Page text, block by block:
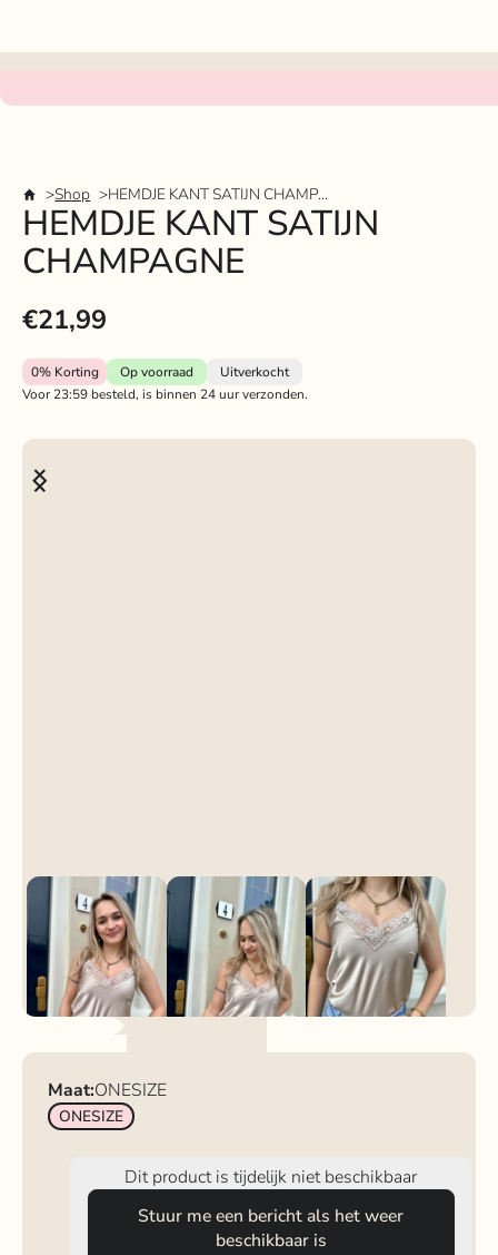
Shop HEMDJE KANT SATIJN CHAMPAGNE
HEMDJE KANT SATIJN
CHAMPAGNE
€21,99
0%Korting Op voorraad
Uitverkocht
Voor 23:59 besteld, is binnen 24 uur verzonden.
Maat:ONESIZE
ONESIZE
Dit product is tijdelijk niet beschikbaar
Stuur me een bericht als het weer
beschikbaar is